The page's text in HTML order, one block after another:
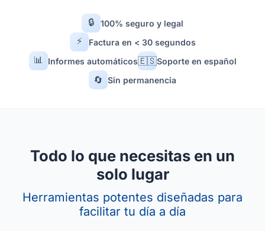
🔒 100% seguro y legal
⚡ Factura en < 30 segundos
📊 Informes automáticos🇪🇸Soporte en español
🔄 Sin permanencia
Todo lo que necesitas en un
solo lugar
Herramientas potentes diseñadas para
facilitar tu día a día